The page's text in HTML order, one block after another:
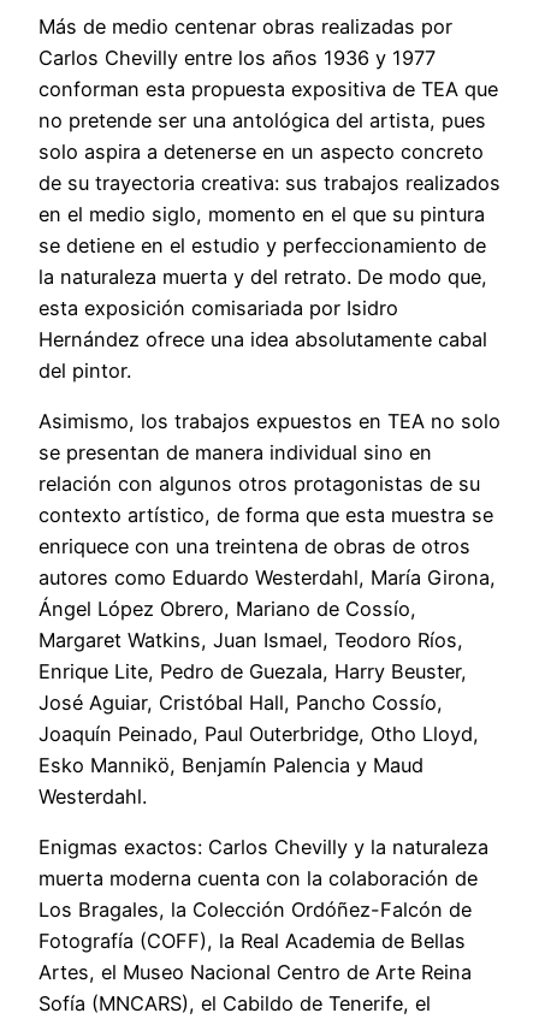
Más de medio centenar obras realizadas por
Carlos Chevilly entre los años 1936 y 1977
conforman esta propuesta expositiva de TEA que
no pretende ser una antológica del artista, pues
solo aspira a detenerse en un aspecto concreto
de su trayectoria creativa: sus trabajos realizados
en el medio siglo, momento en el que su pintura
se detiene en el estudio y perfeccionamiento de
la naturaleza muerta y del retrato. De modo que,
esta exposición comisariada por Isidro
Hernández ofrece una idea absolutamente cabal
del pintor.
Asimismo, los trabajos expuestos en TEA no solo
se presentan de manera individual sino en
relación con algunos otros protagonistas de su
contexto artístico, de forma que esta muestra se
enriquece con una treintena de obras de otros
autores como Eduardo Westerdahl, María Girona,
Ángel López Obrero, Mariano de Cossío,
Margaret Watkins, Juan Ismael, Teodoro Ríos,
Enrique Lite, Pedro de Guezala, Harry Beuster,
José Aguiar, Cristóbal Hall, Pancho Cossío,
Joaquín Peinado, Paul Outerbridge, Otho Lloyd,
Esko Mannikö, Benjamín Palencia y Maud
Westerdahl.
Enigmas exactos: Carlos Chevilly y la naturaleza
muerta moderna cuenta con la colaboración de
Los Bragales, la Colección Ordóñez-Falcón de
Fotografía (COFF), la Real Academia de Bellas
Artes, el Museo Nacional Centro de Arte Reina
Sofía (MNCARS), el Cabildo de Tenerife, el